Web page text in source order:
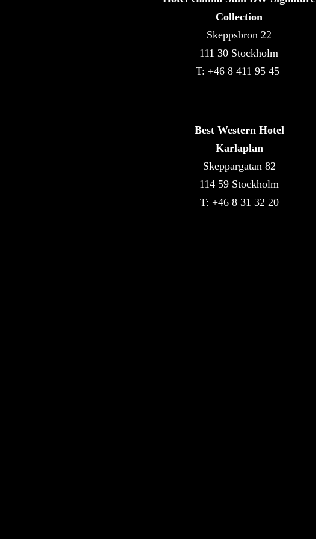
Collection
Skeppsbron 22
111 30 Stockholm
T: +46 8 411 95 45
Best Western Hotel
Karlaplan
Skeppargatan 82
114 59 Stockholm
T: +46 8 31 32 20